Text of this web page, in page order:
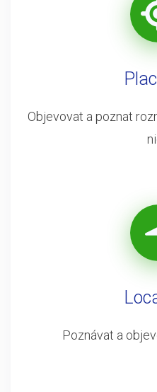
Objevovat a poznat
Poznávat a